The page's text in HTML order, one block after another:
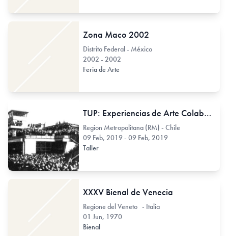
Zona Maco 2002
Distrito Federal - México
2002 - 2002
Feria de Arte
TUP: Experiencias de Arte Colaborativo para después de la pega
Region Metropolitana (RM) - Chile
09 Feb, 2019 - 09 Feb, 2019
Taller
XXXV Bienal de Venecia
Regione del Veneto - Italia
01 Jun, 1970
Bienal